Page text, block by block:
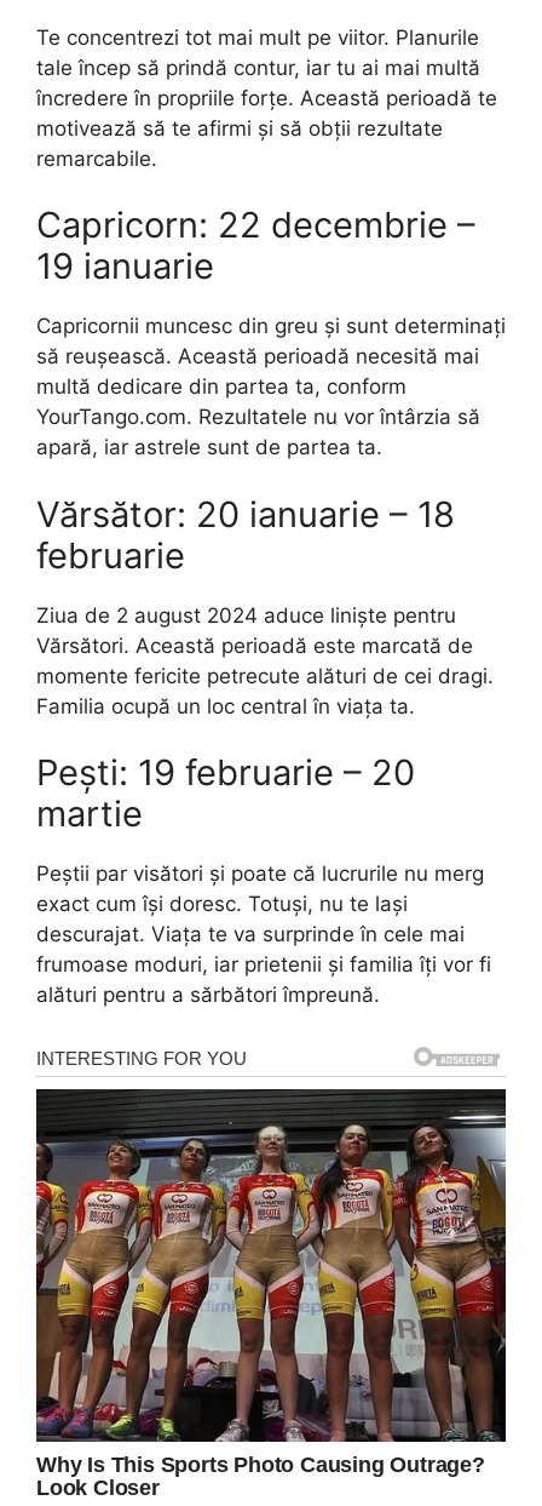
Te concentrezi tot mai mult pe viitor. Planurile
tale încep să prindă contur, iar tu ai mai multă
încredere în propriile forțe. Această perioadă te
motivează să te afirmi și să obții rezultate
remarcabile.
Capricorn: 22 decembrie –
19 ianuarie
Capricornii muncesc din greu și sunt determinați
să reușească. Această perioadă necesită mai
multă dedicare din partea ta, conform
YourTango.com. Rezultatele nu vor întârzia să
apară, iar astrele sunt de partea ta.
Vărsător: 20 ianuarie – 18
februarie
Ziua de 2 august 2024 aduce liniște pentru
Vărsători. Această perioadă este marcată de
momente fericite petrecute alături de cei dragi.
Familia ocupă un loc central în viața ta.
Pești: 19 februarie – 20
martie
Peștii par visători și poate că lucrurile nu merg
exact cum își doresc. Totuși, nu te lași
descurajat. Viața te va surprinde în cele mai
frumoase moduri, iar prietenii și familia îți vor fi
alături pentru a sărbători împreună.